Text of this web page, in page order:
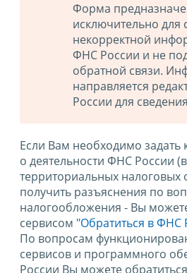
Форма
исключительно
некорректной
ФНС России и не
обратной связи.
направляется
России для
Если Вам необходимо задать
о деятельности ФНС России
территориальных налоговых
получить разъяснения по
налогообложения - Вы
сервисом "Обратиться в ФНС
По вопросам
сервисов и программного
России Вы можете